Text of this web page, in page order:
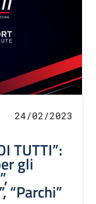
24/02/2023
TUTTI”:
gli
“Parchi”